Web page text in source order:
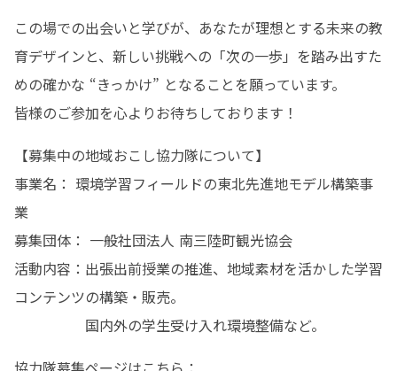
この場での出会いと学びが、あなたが理想とする未来の教
育デザインと、新しい挑戦への「次の一歩」を踏み出すた
めの確かな “きっかけ” となることを願っています。
皆様のご参加を心よりお待ちしております！
【募集中の地域おこし協力隊について】
事業名： 環境学習フィールドの東北先進地モデル構築事
業
募集団体： 一般社団法人 南三陸町観光協会
活動内容：出張出前授業の推進、地域素材を活かした学習
コンテンツの構築・販売。
国内外の学生受け入れ環境整備など。